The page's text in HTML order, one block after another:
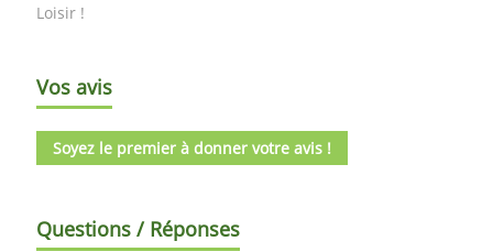
Loisir !
Vos avis
Soyez le premier à donner votre avis !
Questions / Réponses